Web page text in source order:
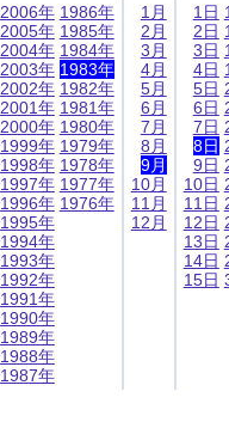
2006年
2005年
2004年
2003年
2002年
2001年
2000年
1999年
1998年
1997年
1996年
1995年
1994年
1993年
1992年
1991年
1990年
1989年
1988年
1987年
1986年
1985年
1984年
1983年
1982年
1981年
1980年
1979年
1978年
1977年
1976年
1月
2月
3月
4月
5月
6月
7月
8月
9月
10月
11月
12月
1日
2日
3日
4日
5日
6日
7日
8日
9日
10日
11日
12日
13日
14日
15日